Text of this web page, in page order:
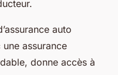
auto
assurance
donne accès à